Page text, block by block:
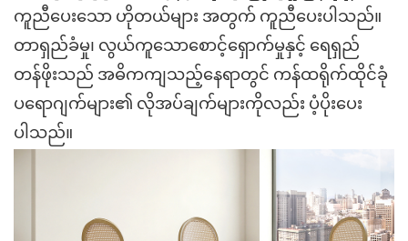
ကူညီပေးသော ဟိုတယ်များ အတွက် ကူညီပေးပါသည်။
တာရှည်ခံမှု၊ လွယ်ကူသောစောင့်ရှောက်မှုနှင့် ရေရှည်
တန်ဖိုးသည် အဓိကကျသည့်နေရာတွင် ကန်ထရိုက်ထိုင်ခုံ
ပရောဂျက်များ၏ လိုအပ်ချက်များကိုလည်း ပံ့ပိုးပေး
ပါသည်။